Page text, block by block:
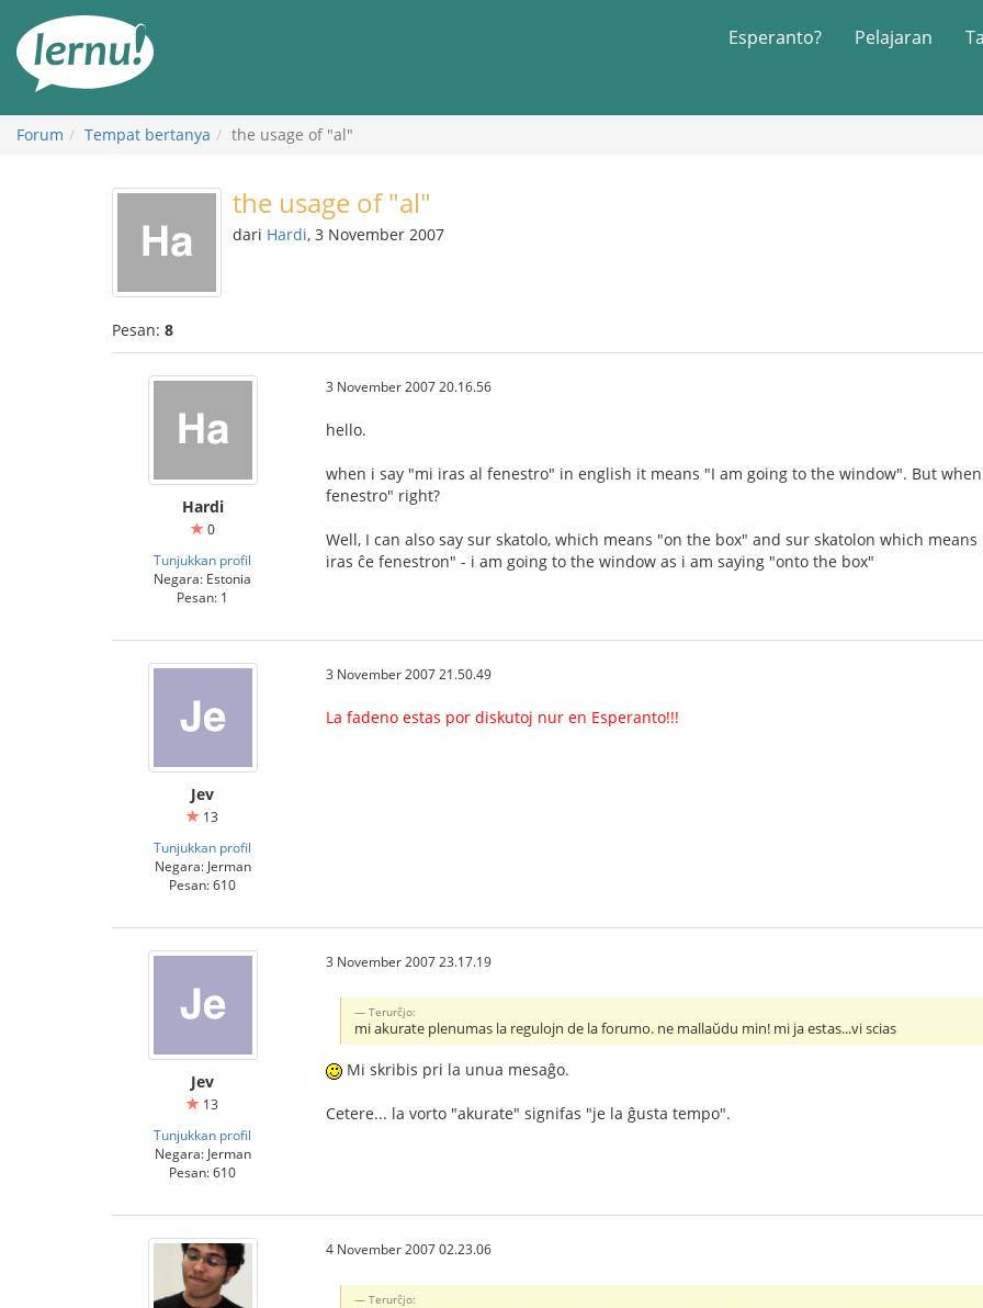
daftar
Esperanto? Pelajaran
Forum Tempat bertanya the usage of "al"
the usage of "al"
dari Hardi, 3 November 2007
Pesan: 8
Hardi
0
Tunjukkan profil
Negara: Estonia
Pesan: 1
3 November 2007 20.16.56
hello.
when i say "mi iras al fenestro" in english it means "I am going to the window". But
fenestro" right?
Well, I can also say sur skatolo, which means "on the box" and sur skatolon which
iras ĉe fenestron" - i am going to the window as i am saying "onto the box"
Jev
13
Tunjukkan profil
Negara: Jerman
Pesan: 610
3 November 2007 21.50.49
La fadeno estas por diskutoj nur en Esperanto!!!
Jev
13
Tunjukkan profil
Negara: Jerman
Pesan: 610
3 November 2007 23.17.19
Terurĉjo:
mi akurate plenumas la regulojn de la forumo. ne mallaŭdu min! mi ja estas...vi scias
Mi skribis pri la unua mesaĝo.
Cetere... la vorto "akurate" signifas "je la ĝusta tempo".
4 November 2007 02.23.06
Terurĉjo: